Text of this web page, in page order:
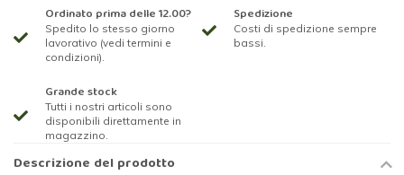
Ordinato prima delle 12.00?
Spedito lo stesso giorno
lavorativo (vedi termini e
condizioni).
Spedizione
Costi di spedizione sempre
bassi.
Grande stock
Tutti i nostri articoli sono
disponibili direttamente in
magazzino.
Descrizione del prodotto